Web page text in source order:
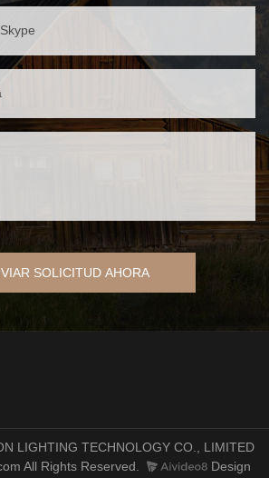
SOLICITUD AHORA
LIGHTING TECHNOLOGY CO., LIMITED
All Rights Reserved.
Design